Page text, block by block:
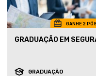
GANHE 2
GRADUAÇÃO EM
GRADUAÇÃO